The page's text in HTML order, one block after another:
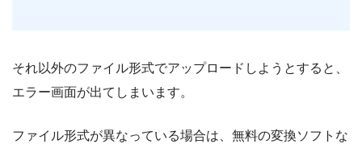
それ以外のファイル形式でアップロードしようとすると、
エラー画面が出てしまいます。
ファイル形式が異なっている場合は、無料の変換ソフトな